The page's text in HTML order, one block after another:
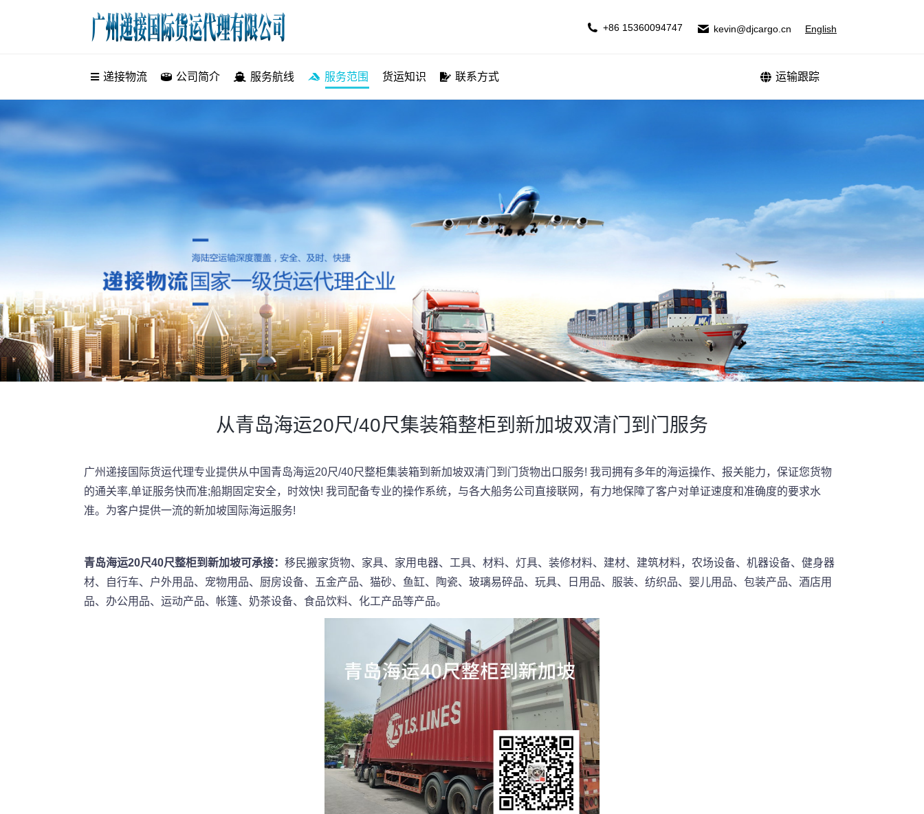
+86 15360094747 kevin@djcargo.cn English
递接物流 公司简介 服务航线 服务范围 货运知识 联系方式 运输跟踪
从青岛海运20尺/40尺集装箱整柜到新加坡双清门到门服务
广州递接国际货运代理专业提供从中国青岛海运20尺/40尺整柜集装箱到新加坡双清门到门货物出口服务! 我司拥有多年的海运操作、报关能力，保证您货物
的通关率,单证服务快而准;船期固定安全，时效快! 我司配备专业的操作系统，与各大船务公司直接联网，有力地保障了客户对单证速度和准确度的要求水
准。为客户提供一流的新加坡国际海运服务!
青岛海运20尺40尺整柜到新加坡可承接： 移民搬家货物、家具、家用电器、工具、材料、灯具、装修材料、建材、建筑材料，农场设备、机器设备、健身器
材、自行车、户外用品、宠物用品、厨房设备、五金产品、猫砂、鱼缸、陶瓷、玻璃易碎品、玩具、日用品、服装、纺织品、婴儿用品、包装产品、酒店用
品、办公用品、运动产品、帐篷、奶茶设备、食品饮料、化工产品等产品。
递接物流 联系方式 运输跟踪